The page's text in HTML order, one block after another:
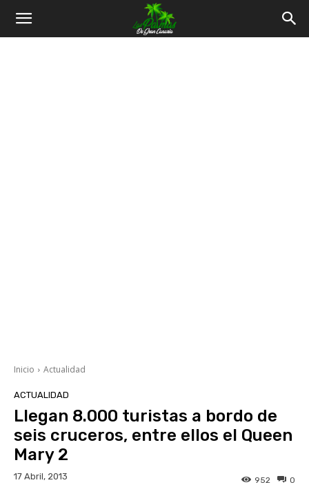
Inicio Actualidad
ACTUALIDAD
Llegan 8.000 turistas a bordo de
seis cruceros, entre ellos el Queen
Mary 2
17 Abril, 2013 0
952